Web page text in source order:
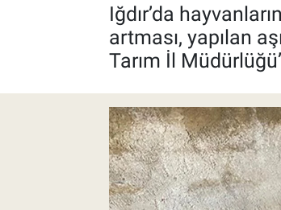
Iğdır’da
artması, yapılan
Tarım İl
Tarım Kredi Kooperatifleri
Pankobirlik
Et fiyatları
Tarım Bilgisi
Yetiştirici Soruyor